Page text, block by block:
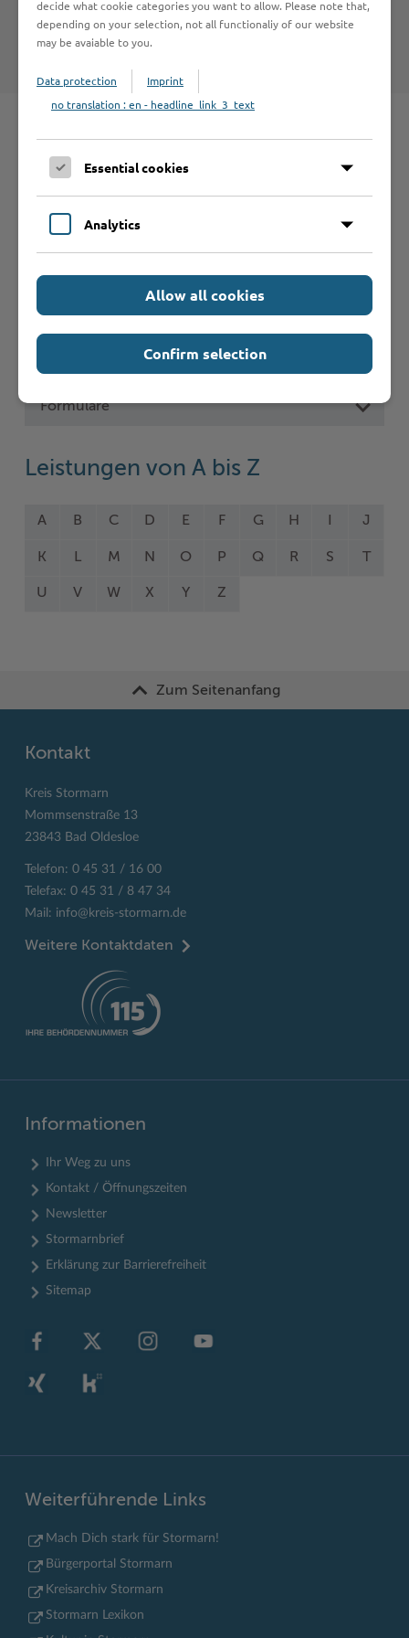
Kreis Stormarn - Gesundheitsaufsicht
Schnelleinstieg
Seite auswählen
Online-Services
Formulare
Leistungen von A bis Z
A B C D E F G H I J
K L M N O P Q R S
U V W X Y Z
Zum Seitenanfang
Kontakt
Kreis Stormarn
Mommsenstraße 13
23843 Bad Oldesloe
Telefon: 0 45 31 / 16 00
Telefax: 0 45 31 / 8 47 34
Mail: info@kreis-stormarn.de
Weitere Kontaktdaten
Informationen
Ihr Weg zu uns
Kontakt / Öffnungszeiten
Newsletter
Stormarnbrief
Erklärung zur Barrierefreiheit
Sitemap
Weiterführende Links
Mach Dich stark für Stormarn!
Bürgerportal Stormarn
Kreisarchiv Stormarn
Stormarn Lexikon
decide what cookie categories you want to allow. Please note that,
depending on your selection, not all functionaliy of our website
may be avaiable to you.
Data protection
Imprint
no translation : en - headline_link_3_text
Essential cookies
Analytics
Allow all cookies
Confirm selection